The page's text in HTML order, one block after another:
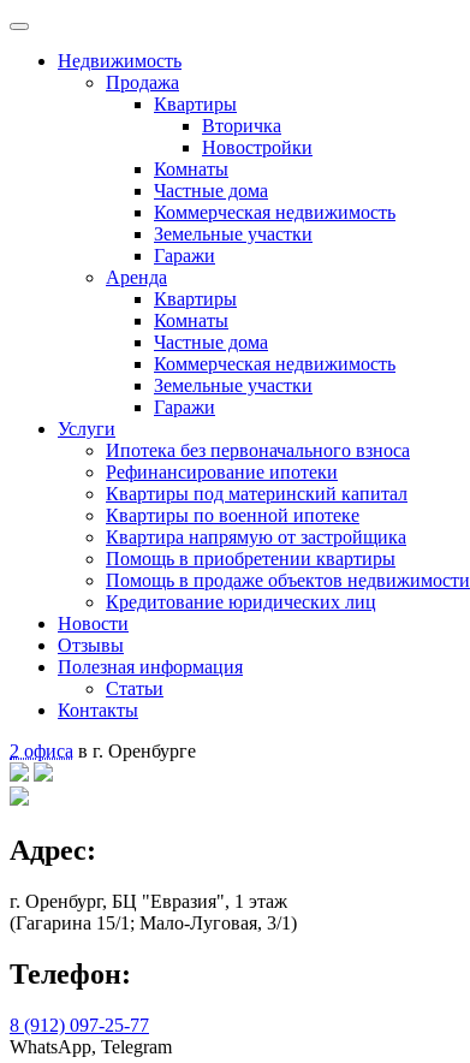
Недвижимость
Продажа
Квартиры
Вторичка
Новостройки
Комнаты
Частные дома
Коммерческая недвижимость
Земельные участки
Гаражи
Аренда
Квартиры
Комнаты
Частные дома
Коммерческая недвижимость
Земельные участки
Гаражи
Услуги
Ипотека без первоначального взноса
Рефинансирование ипотеки
Квартиры под материнский капитал
Квартиры по военной ипотеке
Квартира напрямую от застройщика
Помощь в приобретении квартиры
Помощь в продаже объектов недвижимости
Кредитование юридических лиц
Новости
Отзывы
Полезная информация
Статьи
Контакты
2 офиса в г. Оренбурге
Адрес:
г. Оренбург, БЦ "Евразия", 1 этаж
(Гагарина 15/1; Мало-Луговая, 3/1)
Телефон:
8 (912) 097-25-77
WhatsApp, Telegram